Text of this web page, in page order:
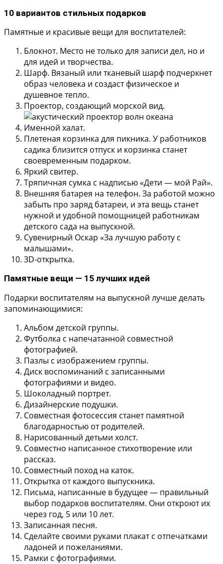
10 вариантов стильных подарков
Памятные и красивые вещи для воспитателей:
Блокнот. Место не только для записи дел, но и
для идей и творчества.
Шарф. Вязаный или тканевый шарф подчеркнет
образ человека и создаст физическое и
душевное тепло.
Проектор, создающий морской вид.
Именной халат.
Плетеная корзинка для пикника. У работников
садика близится отпуск и корзинка станет
своевременным подарком.
Яркий свитер.
Тряпичная сумка с надписью «Дети — мой Рай».
Внешняя батарея на телефон. За работой можно
забыть про заряд батареи, и эта вещь станет
нужной и удобной помощницей работникам
детского сада на выпускной.
Сувенирный Оскар «За лучшую работу с
малышами».
3D-открытка.
Памятные вещи — 15 лучших идей
Подарки воспитателям на выпускной лучше делать
запоминающимися:
Альбом детской группы.
Футболка с напечатанной совместной
фотографией.
Пазлы с изображением группы.
Диск воспоминаний с записанными
фотографиями и видео.
Шоколадный портрет.
Дизайнерские подушки.
Совместная фотосессия станет памятной
благодарностью от родителей.
Нарисованный детьми холст.
Совместно написанное стихотворение или
рассказ.
Совместный поход на каток.
Открытка от каждого выпускника.
Письма, написанные в будущее — правильный
выбор подарков воспитателям. Они откроют их
через год, 5 или 10 лет.
Записанная песня.
Сделайте своими руками плакат с отпечатками
ладоней и пожеланиями.
Рамки с фотографиями.